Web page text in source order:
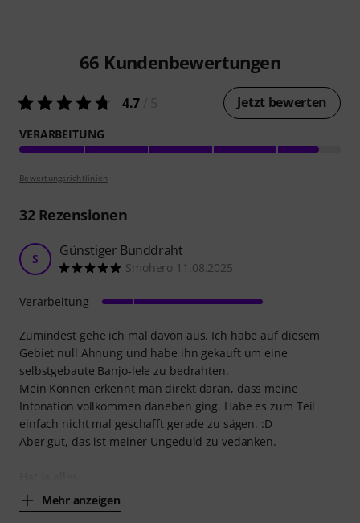
66 Kundenbewertungen
4.7 Jetzt bewerten
VERARBEITUNG
Bewertungsrichtlinien
32Rezensionen
S Günstiger Bunddraht
Smohero 11.08.2025
Zumindest gehe ich mal davon aus. Ich habe auf diesem
Gebiet null Ahnung und habe ihn gekauft um eine
selbstgebaute Banjo-lele zu bedrahten.
Mein Können erkennt man direkt daran, dass meine
Intonation vollkommen daneben ging. Habe es zum Teil
einfach nicht mal geschafft gerade zu sägen. :D
Aber gut, das ist meiner Ungeduld zu vedanken.
Mehr anzeigen
Verarbeitung